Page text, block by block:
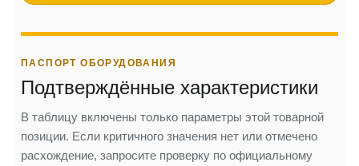
ПАСПОРТ ОБОРУДОВАНИЯ
Подтверждённые характеристики
В таблицу включены только параметры этой товарной
позиции. Если критичного значения нет или отмечено
расхождение, запросите проверку по официальному